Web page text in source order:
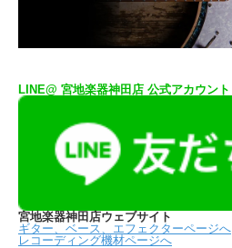
LINE@ 宮地楽器神田店 公式アカウント
宮地楽器神田店ウェブサイト
ギター、ベース、エフェクターページへ
レコーディング機材ページへ